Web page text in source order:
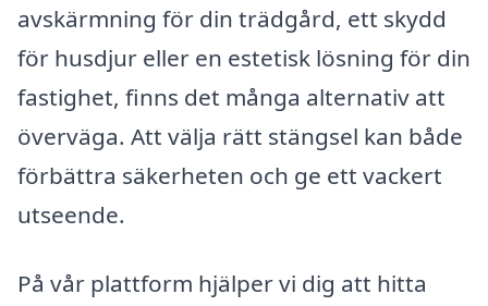
avskärmning för din trädgård, ett skydd
för husdjur eller en estetisk lösning för din
fastighet, finns det många alternativ att
överväga. Att välja rätt stängsel kan både
förbättra säkerheten och ge ett vackert
utseende.
På vår plattform hjälper vi dig att hitta